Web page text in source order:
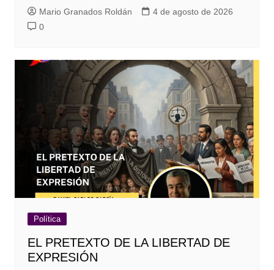
Mario Granados Roldán
4 de agosto de 2026
0
Política
EL PRETEXTO DE LA LIBERTAD DE
EXPRESIÓN